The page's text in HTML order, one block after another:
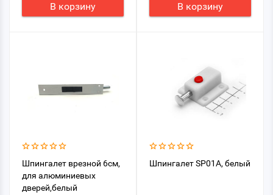
В корзину
В корзину
Шпингалет врезной 6см,
для алюминиевых
дверей,белый
Шпингалет SP01A, белый